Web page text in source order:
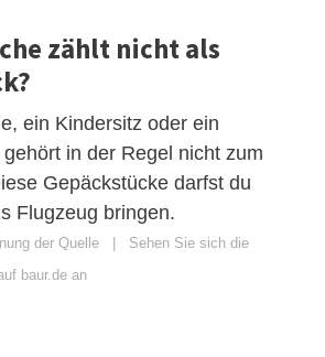
zählt nicht als
ein Kindersitz oder ein
in der Regel nicht zum
Gepäckstücke darfst du
Flugzeug bringen.
der Quelle
Sehen Sie sich die
baur.de an